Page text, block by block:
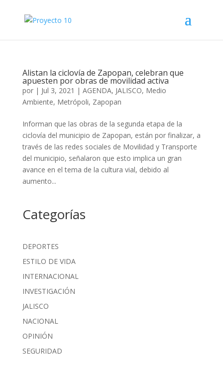
Alistan la ciclovía de Zapopan, celebran que
apuesten por obras de movilidad activa
por | Jul 3, 2021 | AGENDA, JALISCO, Medio
Ambiente, Metrópoli, Zapopan
Informan que las obras de la segunda etapa de la
ciclovía del municipio de Zapopan, están por finalizar, a
través de las redes sociales de Movilidad y Transporte
del municipio, señalaron que esto implica un gran
avance en el tema de la cultura vial, debido al
aumento...
Categorías
DEPORTES
ESTILO DE VIDA
INTERNACIONAL
INVESTIGACIÓN
JALISCO
NACIONAL
OPINIÓN
SEGURIDAD